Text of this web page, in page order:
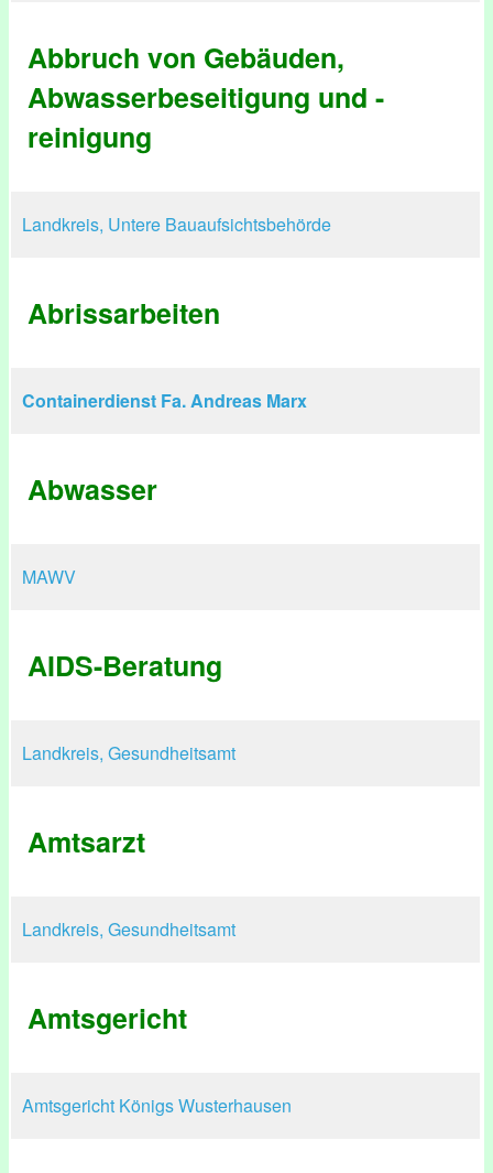
Abbruch von Gebäuden,
Abwasserbeseitigung und -
reinigung
Landkreis, Untere Bauaufsichtsbehörde
Abrissarbeiten
Containerdienst Fa. Andreas Marx
Abwasser
MAWV
AIDS-Beratung
Landkreis, Gesundheitsamt
Amtsarzt
Landkreis, Gesundheitsamt
Amtsgericht
Amtsgericht Königs Wusterhausen